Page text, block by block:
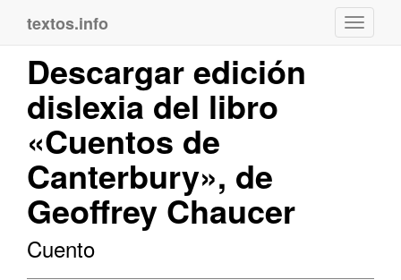
textos.info
Descargar edición
dislexia del libro
«Cuentos de
Canterbury», de
Geoffrey Chaucer
Cuento